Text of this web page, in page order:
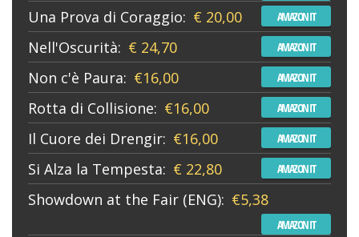
Una Prova di Coraggio: € 20,00 AMAZON IT
Nell'Oscurità: € 24,70 AMAZON IT
Non c'è Paura: €16,00 AMAZON IT
Rotta di Collisione: €16,00 AMAZON IT
Il Cuore dei Drengir: €16,00 AMAZON IT
Si Alza la Tempesta: € 22,80 AMAZON IT
Showdown at the Fair (ENG): €5,38
AMAZON IT